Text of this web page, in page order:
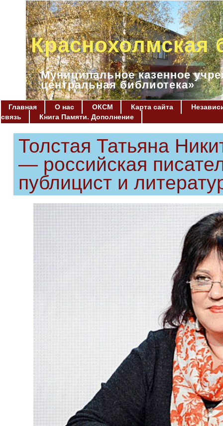
Краснохолмская
Муниципальное казенное
центральная библиотека»
Главная О нас ОКСМ Карта сайта
связь
Книга Памяти. Дополнение
Толстая Татьяна
— российская
публицист и